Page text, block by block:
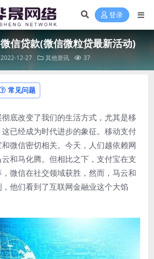
登录
信贷款(微信微粒贷最新活动)
2022-12-27 其他资讯 37
常见问题
底改变了我们的生活方式，尤其是移
已经成为时代进步的象征。移动支付
微信密切相关。今天，人们越依赖网
和马化腾。但相比之下，支付宝在支
微信在社交领域获胜，然而，马云和
他们看到了互联网金融业这个大馅